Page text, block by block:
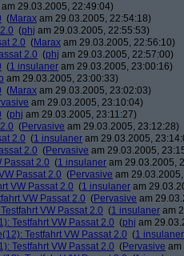
am 29.03.2005, 22:49:04)
(Marax am 29.03.2005, 22:54:18)
(phj am 29.03.2005, 22:55:53)
2.0 (Marax am 29.03.2005, 22:56:10)
2.0 (phj am 29.03.2005, 22:57:00)
(1 insulaner am 29.03.2005, 23:00:16)
am 29.03.2005, 23:00:33)
(Marax am 29.03.2005, 23:02:03)
am 29.03.2005, 23:10:04)
(phj am 29.03.2005, 23:11:27)
(Pervasive am 29.03.2005, 23:12:28)
2.0 (1 insulaner am 29.03.2005,
2.0 (Pervasive am 29.03.2005,
Passat 2.0 (1 insulaner am 29.03.2005,
Passat 2.0 (Pervasive am
VW Passat 2.0 (1 insulaner am
VW Passat 2.0 (Pervasive am
VW Passat 2.0 (1 insulaner am
Testfahrt VW Passat 2.0 (phj am
Testfahrt VW Passat 2.0 (1 insulaner
Testfahrt VW Passat 2.0 (Pervasive am